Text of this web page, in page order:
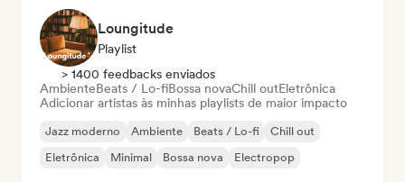
Loungitude
Playlist
> 1400 feedbacks enviados
AmbienteBeats / Lo-fiBossa novaChill outEletrônica
Adicionar artistas às minhas playlists de maior impacto
Jazz moderno Ambiente Beats / Lo-fi
Chill out
Eletrônica
Minimal Bossa nova Electropop